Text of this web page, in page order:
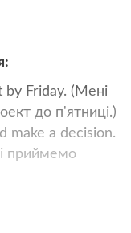
by Friday. (Мені
до п'ятниці.)
make a decision.
і приймемо